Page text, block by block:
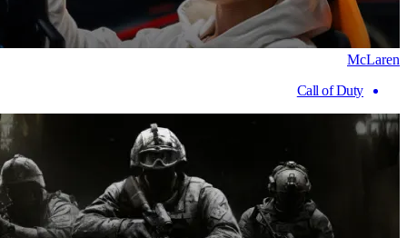
McLaren
Call of Duty